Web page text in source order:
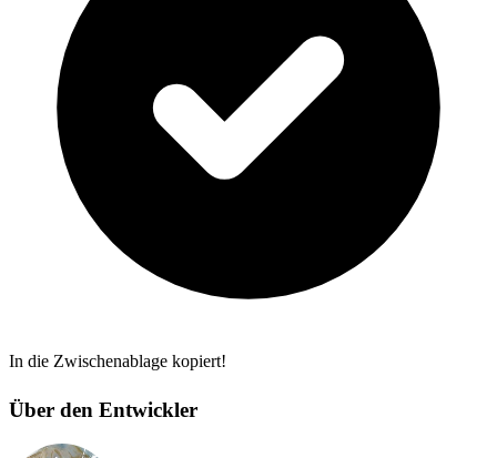
In die Zwischenablage kopiert!
Über den Entwickler